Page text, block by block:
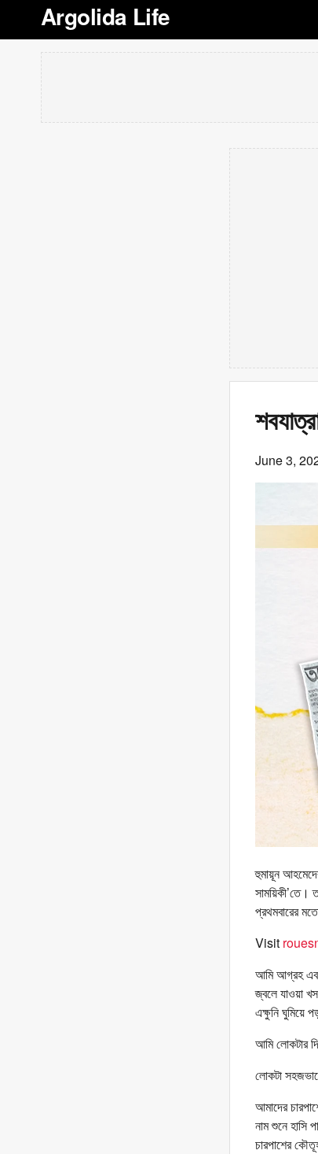
Argolida Life
June 3,
হুমায়ূন
সাময়িকী’তে।
প্রথমবারের
Visit
আমি আগ্রহ
জ্বলে যাওয়া
এক্ষুনি ঘুমিয়ে
আমি লোকটার
লোকটা
আমাদের
নাম শুনে হাসি
চারপাশের